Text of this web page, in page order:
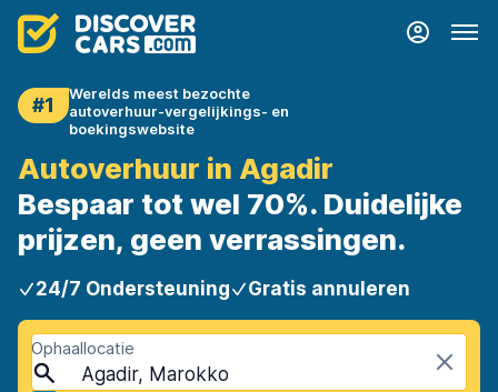
#1
Werelds meest bezochte
autoverhuur-vergelijkings- en
boekingswebsite
Autoverhuur in Agadir
Bespaar tot wel 70%. Duidelijke
prijzen, geen verrassingen.
24/7 Ondersteuning Gratis annuleren
Ophaallocatie
Agadir, Marokko